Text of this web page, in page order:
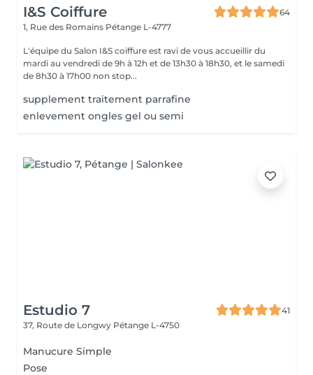
I&S Coiffure
64
1, Rue des Romains Pétange L-4777
L'équipe du Salon I&S coiffure est ravi de vous accueillir du
mardi au vendredi de 9h à 12h et de 13h30 à 18h30, et le samedi
de 8h30 à 17h00 non stop...
supplement traitement parrafine
enlevement ongles gel ou semi
Estudio 7
41
37, Route de Longwy Pétange L-4750
Manucure Simple
Pose